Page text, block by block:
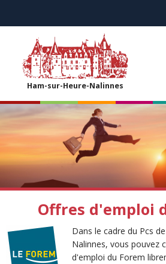
Ham-sur-Heure-Nalinnes
Offres d'emploi
Dans le cadre du Pcs
Nalinnes, vous pouvez
d'emploi du Forem